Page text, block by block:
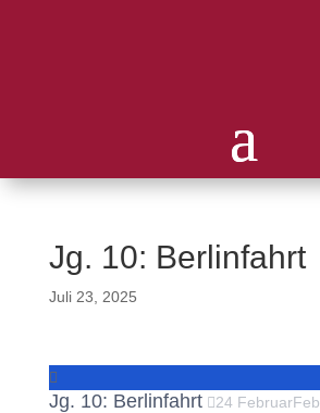
Jg. 10: Berlinfahrt
Juli 23, 2025
Jg. 10: Berlinfahrt 24 FebruarFeb.